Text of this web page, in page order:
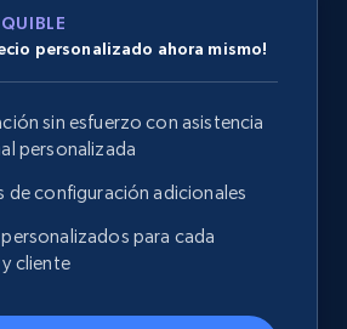
Product name, Manufacturer,
personalizado ahora mismo!
sin esfuerzo con asistencia
personalizada
de configuración adicionales
para cada
cliente